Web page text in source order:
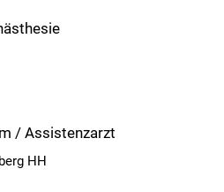
/ Assistenzarzt
HH